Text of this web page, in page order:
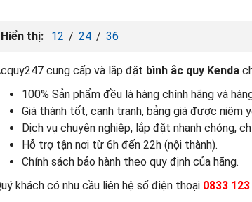
Hiển thị: 12 / 24 / 36
cung cấp và lắp đặt bình ắc quy Kenda
100% Sản phẩm đều là hàng chính hãng và
Giá thành tốt, cạnh tranh, bảng giá được niêm
Dịch vụ chuyên nghiệp, lắp đặt nhanh chóng,
Hỗ trợ tận nơi từ 6h đến 22h (nội thành).
Chính sách bảo hành theo quy định của hãng.
khách có nhu cầu liên hệ số điện thoại 0833